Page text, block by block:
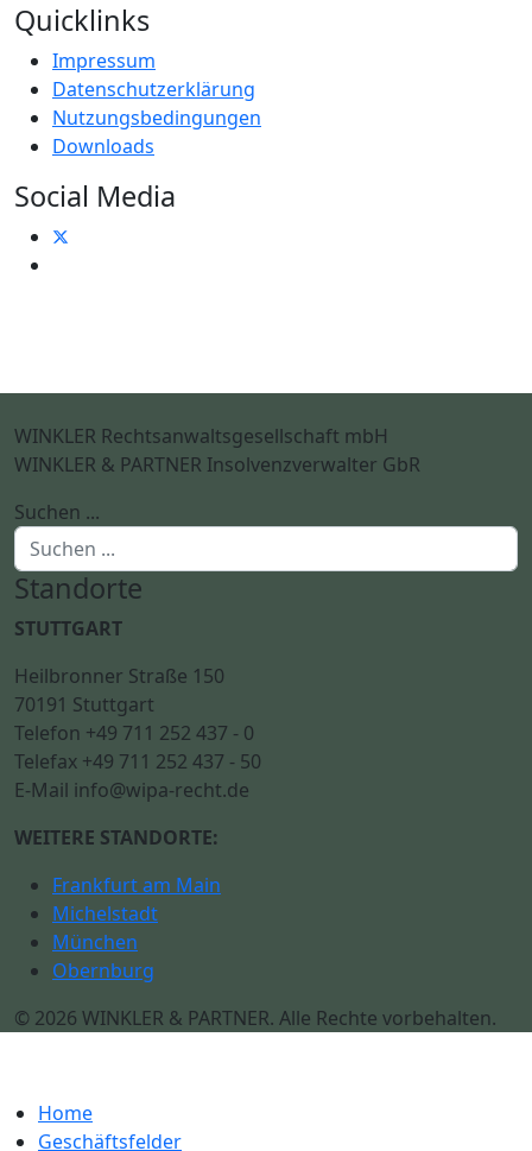
Quicklinks
Impressum
Datenschutzerklärung
Nutzungsbedingungen
Downloads
Social Media
WINKLER Rechtsanwaltsgesellschaft mbH
WINKLER & PARTNER Insolvenzverwalter GbR
Suchen ...
Standorte
STUTTGART
Heilbronner Straße 150
70191 Stuttgart
Telefon +49 711 252 437 - 0
Telefax +49 711 252 437 - 50
E-Mail info@wipa-recht.de
WEITERE STANDORTE:
Frankfurt am Main
Michelstadt
München
Obernburg
© 2026 WINKLER & PARTNER. Alle Rechte vorbehalten.
Home
Geschäftsfelder